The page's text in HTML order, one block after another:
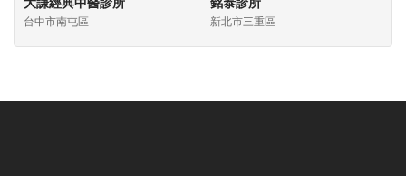
台中市南屯區 新北市三重區